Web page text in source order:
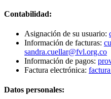
Contabilidad:
Asignación de su usuario:
Información de facturas:
sandra.cuellar@fvl.org.co
Información de pagos:
Factura electrónica:
Datos personales: